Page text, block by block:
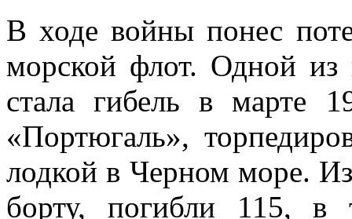
В ходе войны понес
морской флот. Одной из
стала гибель в марте
«Портюгаль»,
лодкой в Черном море.
борту, погибли 115,